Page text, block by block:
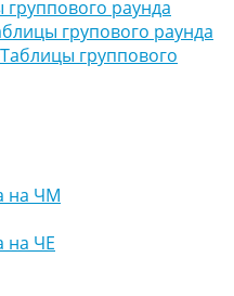
раунда
групового раунда
группового
на ЧМ
на ЧЕ